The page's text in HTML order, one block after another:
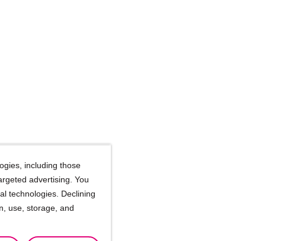
including those
advertising. You
technologies. Declining
use, storage, and